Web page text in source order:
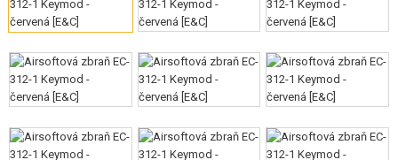
MASKOVÁNÍ, BARVY, PÁSKY
VYSÍLAČKY, HEADSETY, KAMERY
DOPLŇKY KE ZBRANÍM, POPRUHY
NÁHRADNÍ DÍLY, UPGRADE